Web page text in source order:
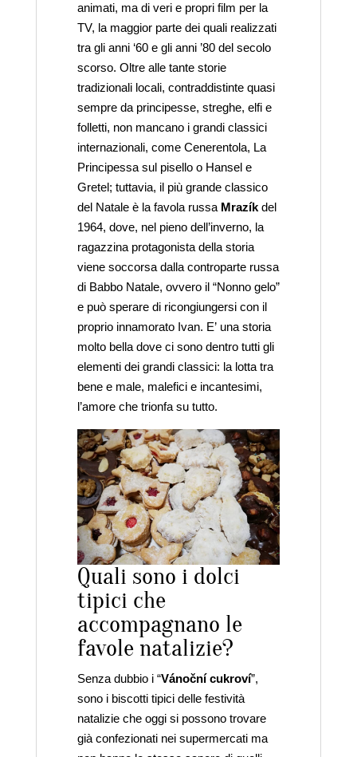
animati, ma di veri e propri film per la
TV, la maggior parte dei quali realizzati
tra gli anni ‘60 e gli anni ’80 del secolo
scorso. Oltre alle tante storie
tradizionali locali, contraddistinte quasi
sempre da principesse, streghe, elfi e
folletti, non mancano i grandi classici
internazionali, come Cenerentola, La
Principessa sul pisello o Hansel e
Gretel; tuttavia, il più grande classico
del Natale è la favola russa Mrazíkdel
1964, dove, nel pieno dell’inverno, la
ragazzina protagonista della storia
viene soccorsa dalla controparte russa
di Babbo Natale, ovvero il “Nonno gelo”
e può sperare di ricongiungersi con il
proprio innamorato Ivan. E’ una storia
molto bella dove ci sono dentro tutti gli
elementi dei grandi classici: la lotta tra
bene e male, malefici e incantesimi,
l’amore che trionfa su tutto.
Quali sono i dolci
tipici che
accompagnano le
favole natalizie?
Senza dubbio i “Vánoční cukroví”,
sono i biscotti tipici delle festività
natalizie che oggi si possono trovare
già confezionati nei supermercati ma